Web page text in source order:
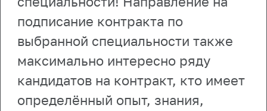
подписание контракта по
выбранной специальности также
максимально интересно ряду
кандидатов на контракт, кто имеет
определённый опыт, знания,